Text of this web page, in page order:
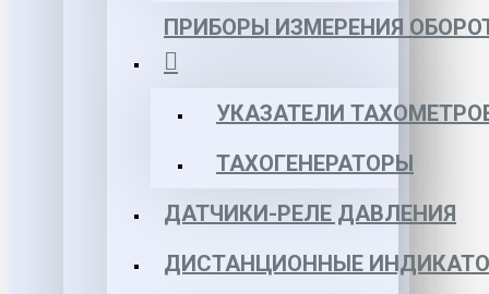
ПРИБОРЫ ИЗМЕРЕНИЯ
УКАЗАТЕЛИ
ТАХОГЕНЕРАТОРЫ
ДАТЧИКИ-РЕЛЕ ДАВЛЕНИЯ
ДИСТАНЦИОННЫЕ